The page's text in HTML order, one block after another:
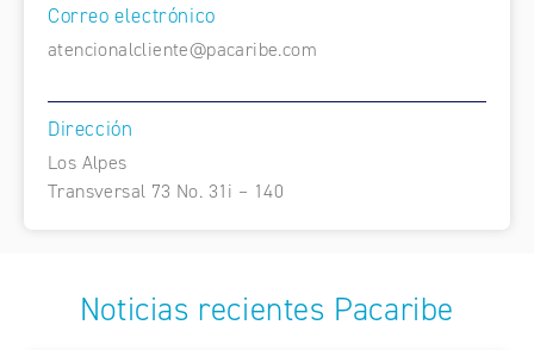
Correo electrónico
atencionalcliente@pacaribe.com
Dirección
Los Alpes
Transversal 73 No. 31i – 140
Noticias recientes Pacaribe